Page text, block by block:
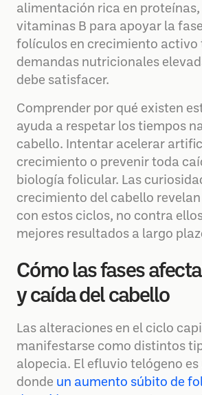
alimentación rica en proteínas,
vitaminas B para apoyar la
folículos en crecimiento activo
demandas nutricionales
debe satisfacer.
Comprender por qué existen
ayuda a respetar los tiempos
cabello. Intentar acelerar
crecimiento o prevenir toda
biología folicular. Las
crecimiento del cabello
con estos ciclos, no contra
mejores resultados a largo
Cómo las fases
y caída del cabello
Las alteraciones en el ciclo
manifestarse como distintos
alopecia. El efluvio telógeno
donde un aumento súbito de